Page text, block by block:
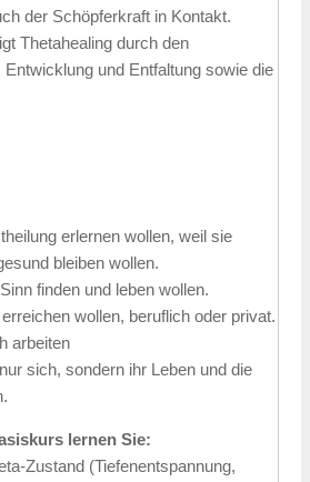
der Schöpferkraft in Kontakt.
Thetahealing durch den
und Entfaltung sowie die
erlernen wollen, weil sie
bleiben wollen.
finden und leben wollen.
wollen, beruflich oder privat.
arbeiten
sich, sondern ihr Leben und die
lernen Sie:
Zustand (Tiefenentspannung,